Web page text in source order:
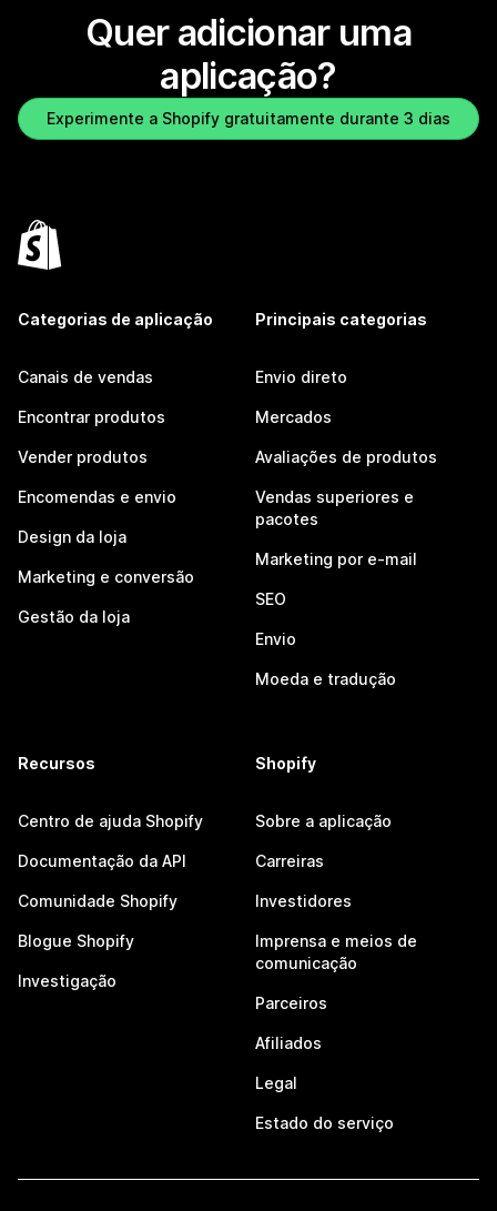
Quer adicionar uma
aplicação?
Experimente a Shopify gratuitamente durante 3 dias
Categorias de aplicação
Canais de vendas
Encontrar produtos
Vender produtos
Encomendas e envio
Design da loja
Marketing e conversão
Gestão da loja
Principais categorias
Envio direto
Mercados
Avaliações de produtos
Vendas superiores e
pacotes
Marketing por e-mail
SEO
Envio
Moeda e tradução
Recursos
Centro de ajuda Shopify
Documentação da API
Comunidade Shopify
Blogue Shopify
Investigação
Shopify
Sobre a aplicação
Carreiras
Investidores
Imprensa e meios de
comunicação
Parceiros
Afiliados
Legal
Estado do serviço